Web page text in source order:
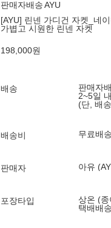
판매자배송AYU
[AYU] 린넨 가디건 자켓_네이
가볍고 시원한 린넨 자켓
198,000원
배송
판매자
2~5일
(단, 배
배송비 무료배송
판매자 아유
포장타입
상온 (종
택배배